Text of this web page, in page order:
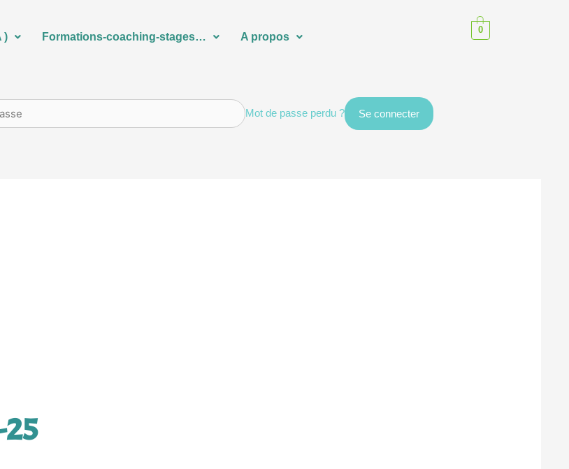
) Formations-coaching-stages… A propos
0
Mot de passe perdu ?